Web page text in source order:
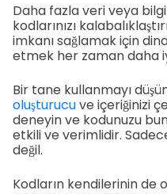
Daha fazla veri veya
kodlarınızı
imkanı sağlamak için
etmek her zaman daha
Bir tane kullanmayı
oluşturucuve içeriğinizi
deneyin ve kodunuzu
etkili ve verimlidir.
değil.
Kodların kendilerinin de